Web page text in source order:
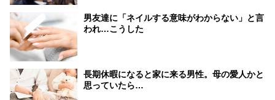
男友達に「ネイルする意味がわからない」と言
われ…こうした
長期休暇になると家に来る男性。母の愛人かと
思っていたら…